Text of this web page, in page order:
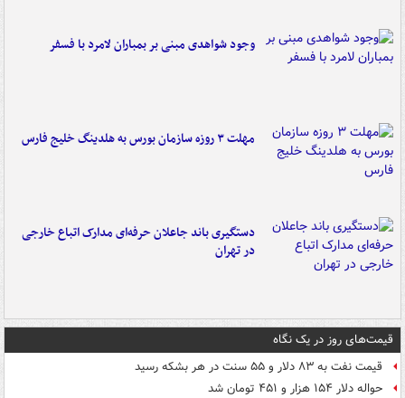
وجود شواهدی مبنی بر بمباران لامرد با فسفر
مهلت ۳ روزه سازمان بورس به هلدینگ خلیج فارس
دستگیری باند جاعلان حرفه‌ای مدارک اتباع خارجی
در تهران
قیمت‌های روز در یک نگاه
قیمت نفت به ۸۳ دلار و ۵۵ سنت در هر بشکه رسید
حواله دلار ۱۵۴ هزار و ۴۵۱ تومان شد